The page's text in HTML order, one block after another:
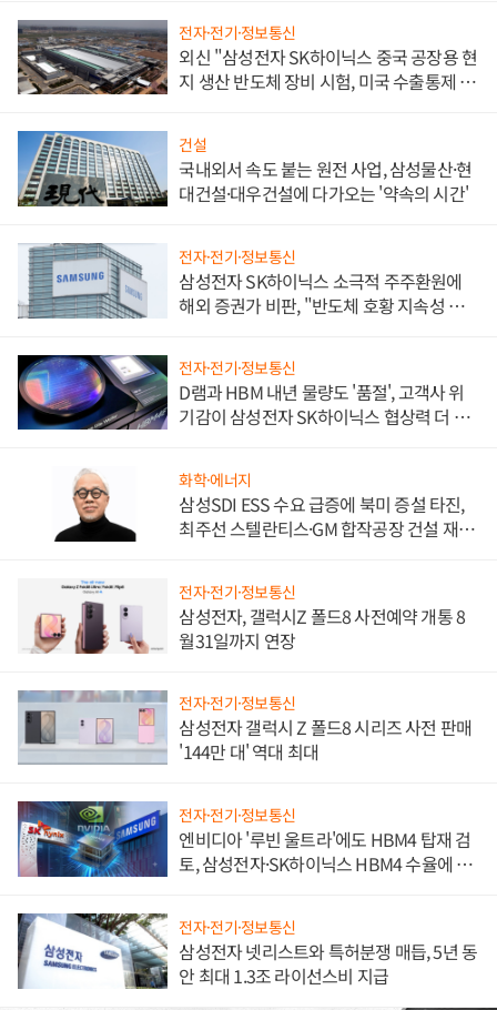
전자·전기·정보통신
외신 "삼성전자 SK하이닉스 중국 공장용 현
지 생산 반도체 장비 시험, 미국 수출통제 대
건설
국내외서 속도 붙는 원전 사업, 삼성물산·현
대건설·대우건설에 다가오는 '약속의 시간'
전자·전기·정보통신
삼성전자 SK하이닉스 소극적 주주환원에
해외 증권가 비판, "반도체 호황 지속성 의
전자·전기·정보통신
D램과 HBM 내년 물량도 '품절', 고객사 위
기감이 삼성전자 SK하이닉스 협상력 더 키
화학·에너지
삼성SDI ESS 수요 급증에 북미 증설 타진,
최주선 스텔란티스·GM 합작공장 건설 재추
전자·전기·정보통신
삼성전자, 갤럭시Z 폴드8 사전예약 개통 8
월31일까지 연장
전자·전기·정보통신
삼성전자 갤럭시 Z 폴드8 시리즈 사전 판매
'144만 대' 역대 최대
전자·전기·정보통신
엔비디아 '루빈 울트라'에도 HBM4 탑재 검
토, 삼성전자·SK하이닉스 HBM4 수율에 주
전자·전기·정보통신
삼성전자 넷리스트와 특허분쟁 매듭, 5년 동
안 최대 1.3조 라이선스비 지급